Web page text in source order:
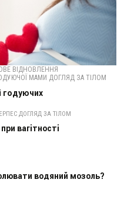
ВІДНОВЛЕННЯ
МАМИ ДОГЛЯД ЗА ТІЛОМ
годуючих
ДОГЛЯД ЗА ТІЛОМ
вагітності
водяний мозоль?